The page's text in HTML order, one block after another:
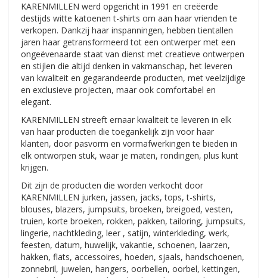
KARENMILLEN werd opgericht in 1991 en creëerde
destijds witte katoenen t-shirts om aan haar vrienden te
verkopen. Dankzij haar inspanningen, hebben tientallen
jaren haar getransformeerd tot een ontwerper met een
ongeëvenaarde staat van dienst met creatieve ontwerpen
en stijlen die altijd denken in vakmanschap, het leveren
van kwaliteit en gegarandeerde producten, met veelzijdige
en exclusieve projecten, maar ook comfortabel en
elegant.
KARENMILLEN streeft ernaar kwaliteit te leveren in elk
van haar producten die toegankelijk zijn voor haar
klanten, door pasvorm en vormafwerkingen te bieden in
elk ontworpen stuk, waar je maten, rondingen, plus kunt
krijgen.
Dit zijn de producten die worden verkocht door
KARENMILLEN jurken, jassen, jacks, tops, t-shirts,
blouses, blazers, jumpsuits, broeken, breigoed, vesten,
truien, korte broeken, rokken, pakken, tailoring, jumpsuits,
lingerie, nachtkleding, leer , satijn, winterkleding, werk,
feesten, datum, huwelijk, vakantie, schoenen, laarzen,
hakken, flats, accessoires, hoeden, sjaals, handschoenen,
zonnebril, juwelen, hangers, oorbellen, oorbel, kettingen,